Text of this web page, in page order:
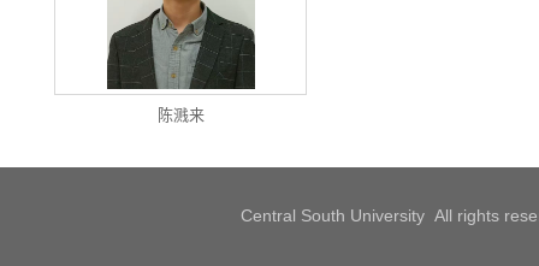
陈溅来
Central South University All rights